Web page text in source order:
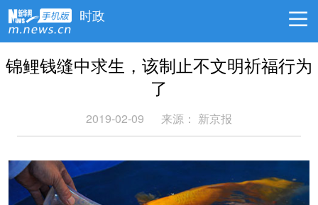
时政
锦鲤钱缝中求生，该制止不文明祈福行为
了
2019-02-09 来源： 新京报